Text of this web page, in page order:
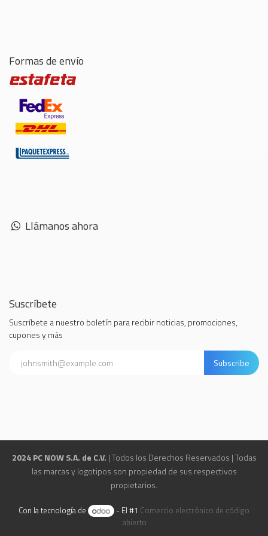
Formas de envío
Llámanos ahora
Suscríbete
Suscríbete a nuestro boletín para recibir noticias, promociones,
cupones y más
Subscribe
2024 PC NOW S.A. de C.V. | Todos los Derechos Reservados | Todas
las marcas y logotipos son propiedad de sus respectivos
propietarios.
Con la tecnología de - El #1 Comercio electrónico de código
abierto